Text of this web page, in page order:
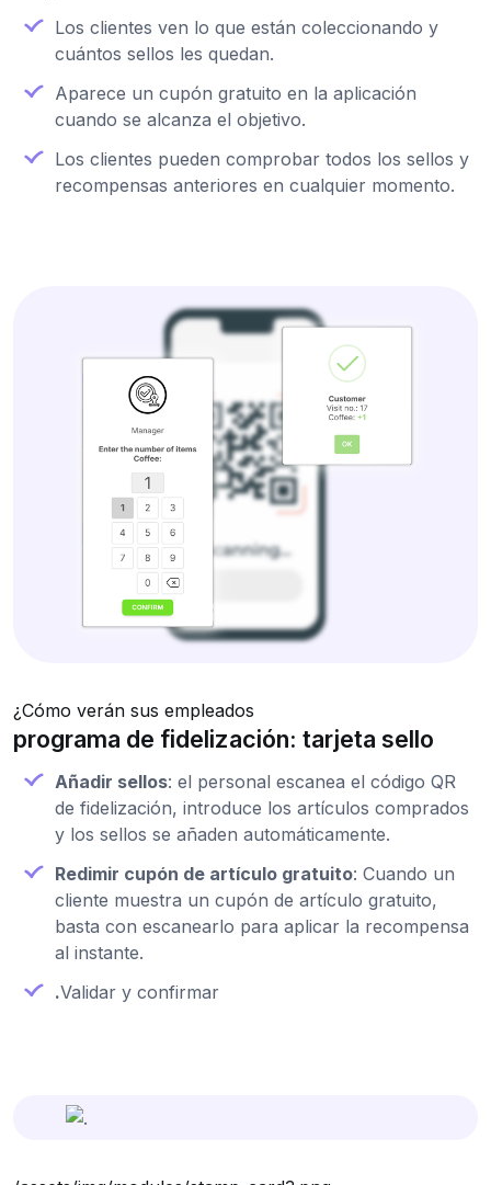
Los clientes ven lo que están coleccionando y
cuántos sellos les quedan.
Aparece un cupón gratuito en la aplicación
cuando se alcanza el objetivo.
Los clientes pueden comprobar todos los sellos y
recompensas anteriores en cualquier momento.
¿Cómo verán sus empleados
programa de fidelización: tarjeta sello
Añadir sellos: el personal escanea el código QR
de fidelización, introduce los artículos comprados
y los sellos se añaden automáticamente.
Redimir cupón de artículo gratuito: Cuando un
cliente muestra un cupón de artículo gratuito,
basta con escanearlo para aplicar la recompensa
al instante.
.Validar y confirmar